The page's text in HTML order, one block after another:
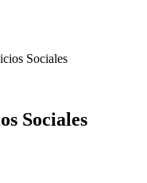
Sociales
Sociales